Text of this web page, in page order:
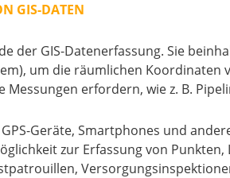
GIS-DATEN
der GIS-Datenerfassung. Sie
um die räumlichen
erfordern, wie z. B.
Geräte, Smartphones und
zur Erfassung von